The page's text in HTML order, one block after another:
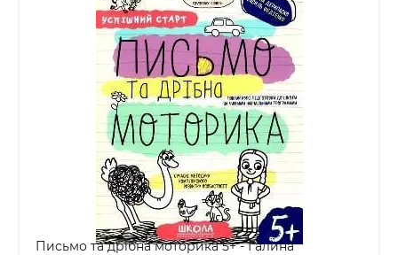
Письмо та дрібна моторика 5+ - Галина